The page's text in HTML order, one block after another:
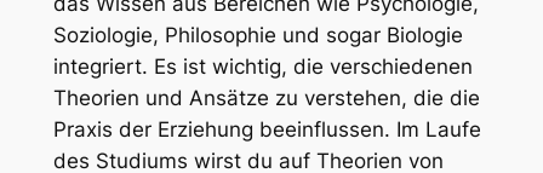
Soziologie, Philosophie und sogar Biologie
integriert. Es ist wichtig, die verschiedenen
Theorien und Ansätze zu verstehen, die die
Praxis der Erziehung beeinflussen. Im Laufe
des Studiums wirst du auf Theorien von